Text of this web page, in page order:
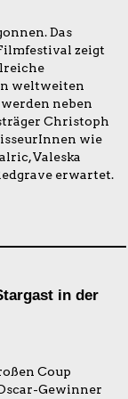
Das
zeigt
weltweiten
neben
Christoph
wie
Valeska
erwartet.
in der
Coup
Gewinner